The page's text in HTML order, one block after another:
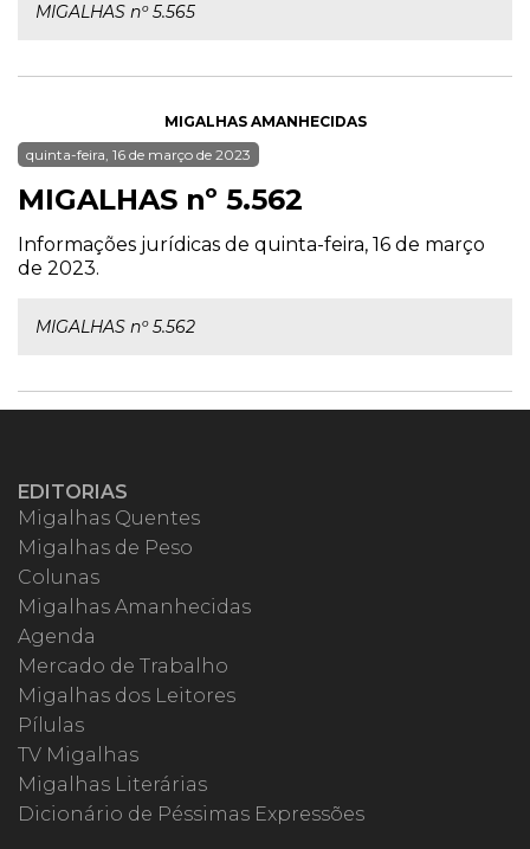
MIGALHAS nº 5.565
MIGALHAS AMANHECIDAS
quinta-feira, 16 de março de 2023
MIGALHAS nº 5.562
Informações jurídicas de quinta-feira, 16 de março
de 2023.
MIGALHAS nº 5.562
EDITORIAS
Migalhas Quentes
Migalhas de Peso
Colunas
Migalhas Amanhecidas
Agenda
Mercado de Trabalho
Migalhas dos Leitores
Pílulas
TV Migalhas
Migalhas Literárias
Dicionário de Péssimas Expressões